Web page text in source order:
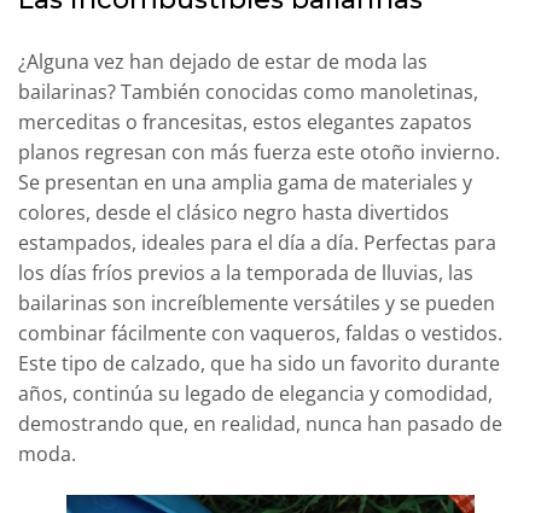
¿Alguna vez han dejado de estar de moda las
bailarinas? También conocidas como manoletinas,
merceditas o francesitas, estos elegantes zapatos
planos regresan con más fuerza este otoño invierno.
Se presentan en una amplia gama de materiales y
colores, desde el clásico negro hasta divertidos
estampados, ideales para el día a día. Perfectas para
los días fríos previos a la temporada de lluvias, las
bailarinas son increíblemente versátiles y se pueden
combinar fácilmente con vaqueros, faldas o vestidos.
Este tipo de calzado, que ha sido un favorito durante
años, continúa su legado de elegancia y comodidad,
demostrando que, en realidad, nunca han pasado de
moda.